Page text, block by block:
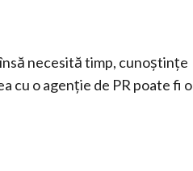
necesită timp, cunoștințe
cu o agenție de PR poate fi o